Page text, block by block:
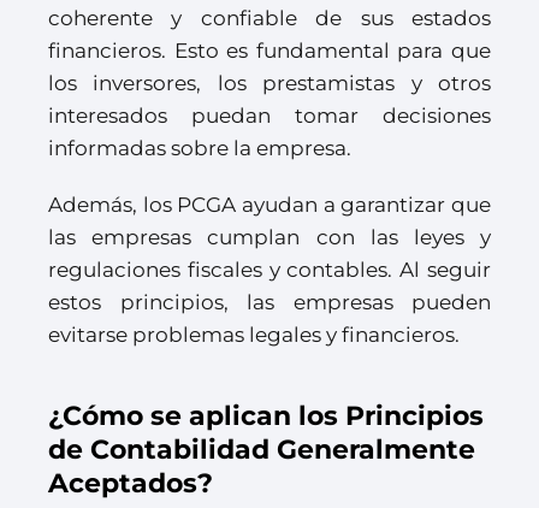
coherente y confiable de sus estados
financieros. Esto es fundamental para que
los inversores, los prestamistas y otros
interesados puedan tomar decisiones
informadas sobre la empresa.
Además, los PCGA ayudan a garantizar que
las empresas cumplan con las leyes y
regulaciones fiscales y contables. Al seguir
estos principios, las empresas pueden
evitarse problemas legales y financieros.
¿Cómo se aplican los Principios
de Contabilidad Generalmente
Aceptados?